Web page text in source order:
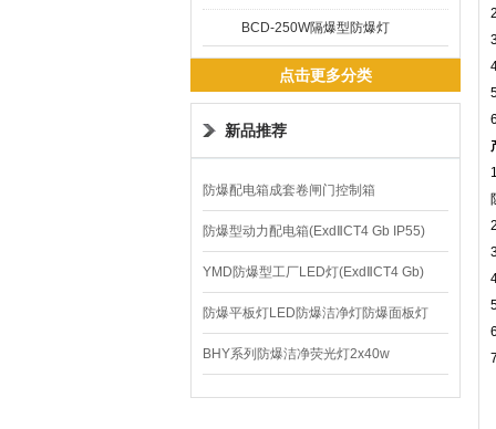
BCD-250W隔爆型防爆灯
点击更多分类
新品推荐
防爆配电箱成套卷闸门控制箱
防爆型动力配电箱(ExdⅡCT4 Gb IP55)
YMD防爆型工厂LED灯(ExdⅡCT4 Gb)
220V/150W
防爆平板灯LED防爆洁净灯防爆面板灯
BHY系列防爆洁净荧光灯2x40w